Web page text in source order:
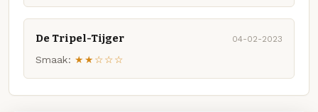
De Tripel-Tijger 04-02-2023
Smaak: ★★☆☆☆